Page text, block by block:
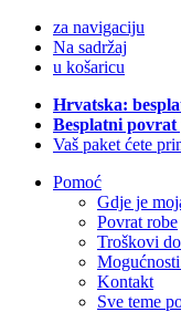
za navigaciju
Na sadržaj
u košaricu
Hrvatska:
Besplatni povrat
Vaš paket ćete
Pomoć
Gdje je
Povrat robe
Troškovi
Kontakt
Sve teme